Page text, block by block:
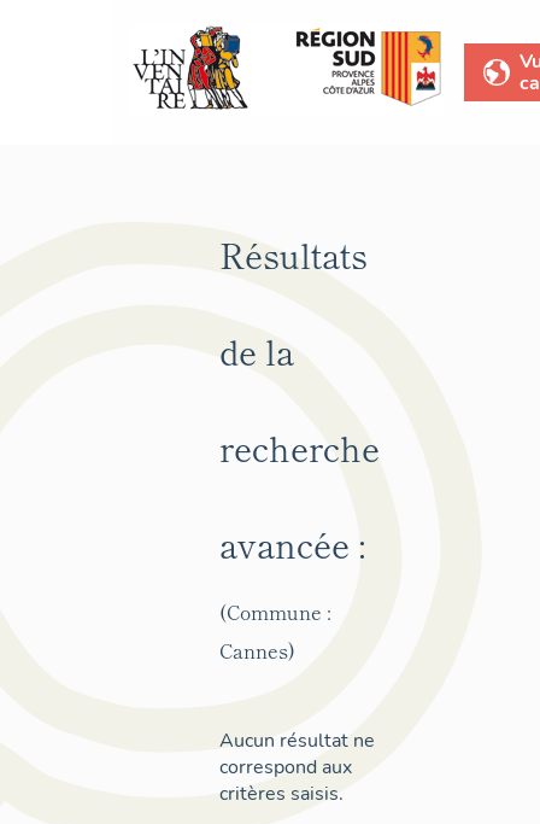
Résultats
de la
recherche
avancée :
(Commune :
Cannes)
Aucun résultat ne
correspond aux
critères saisis.